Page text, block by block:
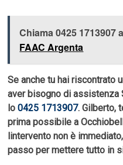
Chiama 0425 1713907
FAAC Argenta
Se anche tu hai riscontrato
aver bisogno di assistenza
lo0425 1713907. Gilberto,
prima possibile a
lintervento non è
passo per mettere tutto in